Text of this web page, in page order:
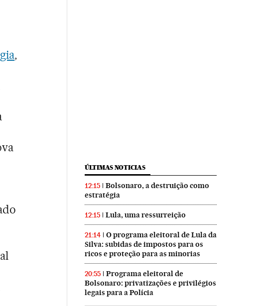
,
ÚLTIMAS NOTICIAS
12:15
Bolsonaro, a destruição como
estratégia
12:15 Lula, uma ressurreição
21:14
O programa eleitoral de Lula da
Silva: subidas de impostos para os
ricos e proteção para as minorias
20:55
Programa eleitoral de
Bolsonaro: privatizações e privilégios
legais para a Polícia